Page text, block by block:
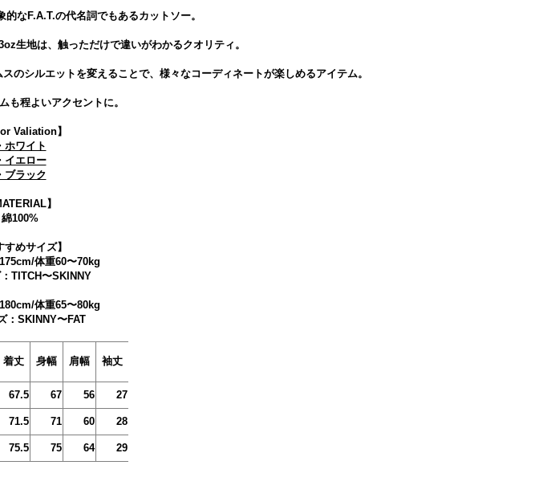
なF.A.T.の代名詞でもあるカットソー。
生地は、触っただけで違いがわかるクオリティ。
のシルエットを変えることで、様々なコーディネートが楽しめるアイテム。
も程よいアクセントに。
Valiation】
ホワイト
イエロー
ブラック
】
綿100%
すめサイズ】
体重60〜70kg
TITCH〜SKINNY
体重65〜80kg
：SKINNY〜FAT
着丈 身幅 肩幅 袖丈
67.5 67 56 27
71.5 71 60 28
75.5 75 64 29